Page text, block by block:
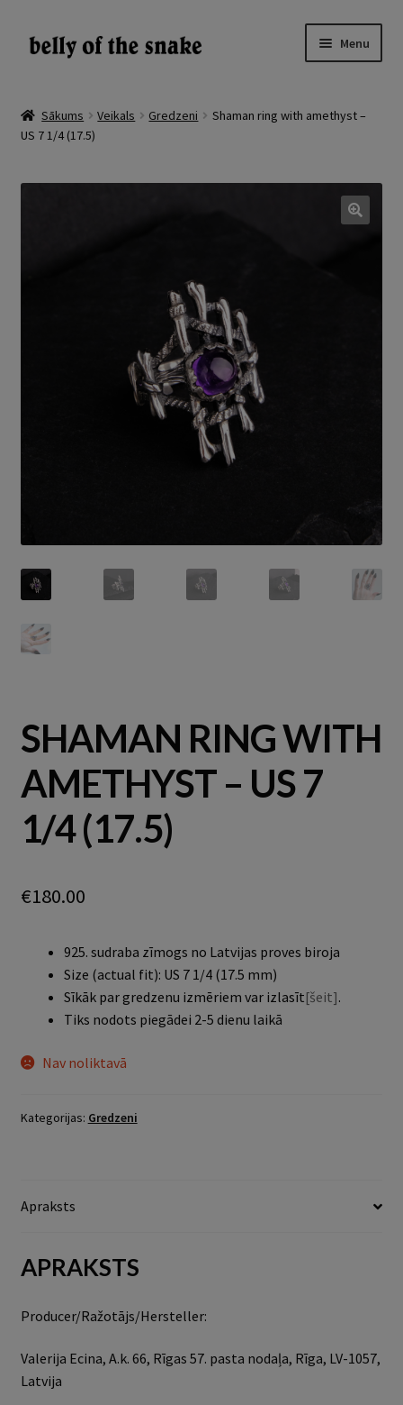
Skip
to
Skip
to
Menu
child
Atsauksmes
Par
Sākums Veikals Gredzeni
Shaman ring with amethyst –
US 7 1/4 (17.5)
SHAMAN RING WITH
AMETHYST – US 7
1/4 (17.5)
€180.00
925. sudraba zīmogs no Latvijas proves biroja
Size (actual fit): US 7 1/4 (17.5 mm)
Sīkāk par gredzenu izmēriem var izlasīt[šeit].
Tiks nodots piegādei 2-5 dienu laikā
Nav noliktavā
Kategorijas: Gredzeni
Apraksts
APRAKSTS
Producer/Ražotājs/Hersteller:
Valerija Ecina, A.k. 66, Rīgas 57. pasta nodaļa, Rīga, LV-1057,
Latvija